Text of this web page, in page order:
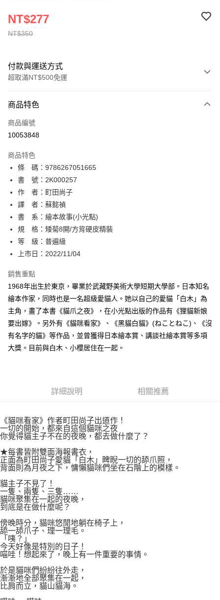
NT$350
NT$277
付款與運送方式
超取滿NT$500免運
信用卡一次付款
超商取貨付款
相關說明
【關於「AFTEE先享後付」】
AFTEE先享後付是「在收到商品之後才付款」的支付方式。 讓您購物簡單
便利好安心！
１．簡單：不需註冊會員、不需綁卡、不需儲值。
２．便利：只要手機號碼，簡訊認證，即可結帳。
３．安心：先確認商品／服務後，再付款。
【「AFTEE先享後付」結帳流程】
１．於結帳方式選擇「AFTEE先享後付」後，將跳轉至「AFTEE先享後付」
結帳頁面，進行簡訊認證並確認金額後，即可完成結帳。
２．訂單成立數日內，您將收到繳費通知簡訊。
ATM／網路銀行／等多元方式進行付款，方視為交易完成。
※ 請注意：結帳手續完成當下不需立刻繳費，但若您需要取消訂單，請聯絡
購買商品的店家。未經商家同意取消之訂單仍視為有效，需透過AFTEE先享
後付繳納相關費用。
※ 交易是否成功請以「AFTEE先享後付 」之結帳頁面顯示為準，若有關於
是否繳費成功／繳費後需取消欲退款等相關疑問，請聯繫「AFTEE先享後付
【注意事項】
https://aftee.tw/terms/#terms3
任。
４．使用「AFTEE先享後付」時，將依據個別帳號之用戶狀況，依本公司即
時審查核予不同之上限額度；若仍有額度不足之情形，本公司將視審查結果
５．嚴禁一人註冊多個帳號或使用他人資訊註冊。若發現惡意使用之情形，
恩沛科技股份有限公司將有權停止該用戶之使用額度並採取法律行動。
ATM付款
運送方式
全家取貨付款
每筆NT$80，滿NT$500(含以上)免運費
付款後全家取貨
每筆NT$80，滿NT$500(含以上)免運費
付款後萊爾富取貨
每筆NT$80，滿NT$500(含以上)免運費
7-11取貨付款
每筆NT$80，滿NT$500(含以上)免運費
每筆NT$100，滿NT$800(含以上)免運費
國家/地區配送
商品特色
商品編號
10053848
商品特色
條 碼：9786267051665
書 號：2K000257
作 者：町田尚子
譯 者：蘇懿禎
書 系：繪本故事(小光點)
規 格：矮菊8開/方背硬皮精裝
等 級：普遍級
上市日：2022/11/04
銷售重點
1968年出生於東京，畢業於武藏野美術大學短期大學部。日本知名
繪本作家，同時也是一名超級愛貓人。她以自己的愛貓「白木」為
主角，畫了本書《貓爪之夜》，在小光點出版的作品有《狸貓新娘
要出嫁》。另外有《貓咪看家》、《黑貓白貓》(ねことねこ)、《沒
有名字的貓》等作品，並曾獲得日本繪本賞、講談社繪本賞等多項
大獎。目前與白木、小櫻居住在一起。
詳細說明 相關推薦
《貓咪看家》作者町田尚子出道作！
一切的開始，都來自這個貓咪之夜
你覺得貓主子不在的夜晚，都去做什麼了？
★每書皆附雙面海報書衣，
正面為町田尚子愛貓「白木」睥睨一切的舔爪照，
背面則為月夜之下，慵懶貓咪們坐在石階上的模樣。
貓主子不見了！
一隻、兩隻、三隻……
貓咪聚集在一起的夜晚，
到底是在做什麼呢？
傍晚時分，貓咪悠閒地躺在椅子上，
舔一舔爪子、理一理毛。
「咦？」
今天好像是特別的日子！
喵哇！想起來了，晚上有一件重要的事情。
於是貓咪們紛紛往外走，
漸漸地全部聚集在一起，
比肩而立，貓山貓海。